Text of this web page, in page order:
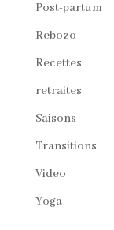
Post-partum
Rebozo
Recettes
retraites
Saisons
Transitions
Video
Yoga